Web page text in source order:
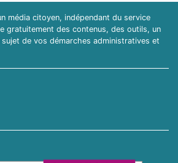
média citoyen, indépendant du service
gratuitement des contenus, des outils, un
de vos démarches administratives et